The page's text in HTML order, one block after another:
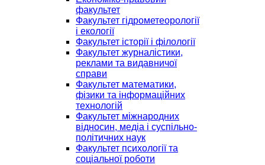
факультет
Факультет гідрометеорології
і екології
Факультет історії і філології
Факультет журналістики,
реклами та видавничої
справи
Факультет математики,
фізики та інформаційних
технологій
Факультет міжнародних
відносин, медіа і суспільно-
політичних наук
Факультет психології та
соціальної роботи